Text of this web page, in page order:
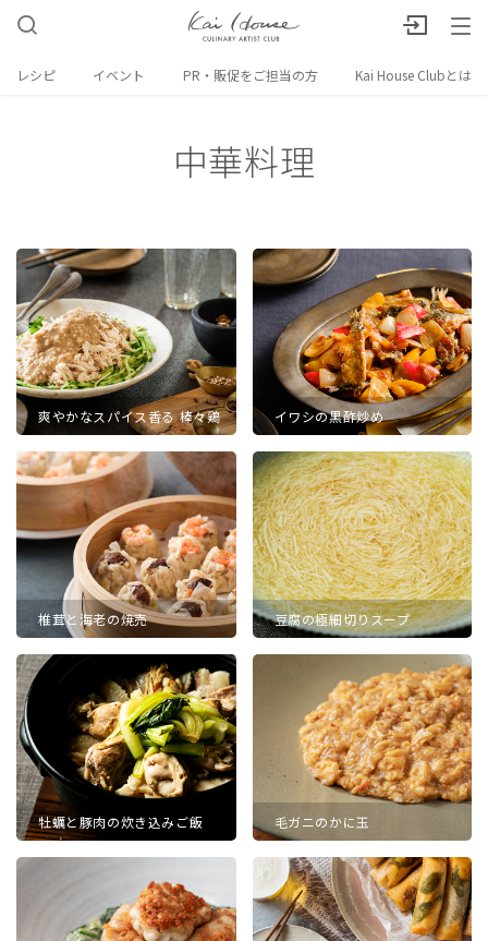
レシピ イベント PR・販促をご担当の方 Kai House Clubとは
中華料理
爽やかなスパイス香る 棒々鶏 イワシの黒酢炒め
椎茸と海老の焼売 豆腐の極細切りスープ
牡蠣と豚肉の炊き込みご飯 毛ガニのかに玉